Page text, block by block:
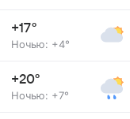
+17°
Ночью: +4°
+20°
Ночью: +7°